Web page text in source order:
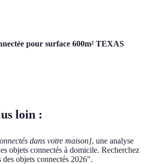
pour surface 600m² TEXAS
loin :
dans votre maison], une analyse
objets connectés à domicile. Recherchez
objets connectés 2026".